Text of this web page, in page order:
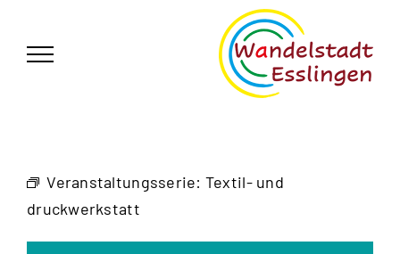
springen
Veranstaltungsserie: Textil- und
druckwerkstatt